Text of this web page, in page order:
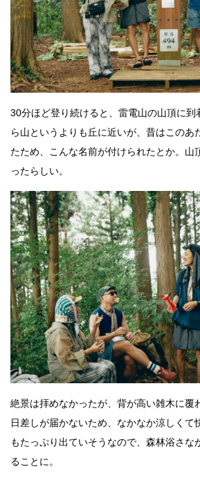
30分ほど登り続けると、雷電山の山頂に
ら山というよりも丘に近いが、昔はこのあ
たため、こんな名前が付けられたとか。山
ったらしい。
絶景は拝めなかったが、背が高い雑木に覆
日差しが届かないため、なかなか涼しくて
もたっぷり出ていそうなので、森林浴さな
ることに。